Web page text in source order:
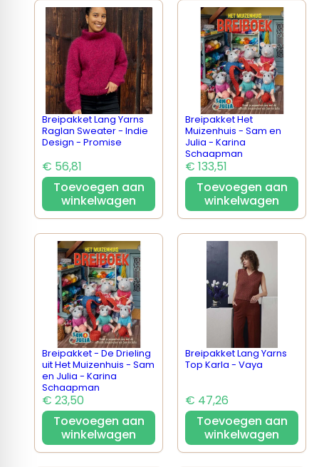
Breipakket Lang Yarns
Raglan Sweater - Indie
Design - Promise
€ 56,81
Toevoegen aan
winkelwagen
Breipakket Het
Muizenhuis - Sam en
Julia - Karina
Schaapman
€ 133,51
Toevoegen aan
winkelwagen
Breipakket - De Drieling
uit Het Muizenhuis - Sam
en Julia - Karina
Schaapman
€ 23,50
Toevoegen aan
winkelwagen
Breipakket Lang Yarns
Top Karla - Vaya
€ 47,26
Toevoegen aan
winkelwagen